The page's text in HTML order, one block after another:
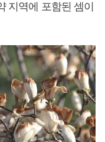
지역에 포함된 셈이